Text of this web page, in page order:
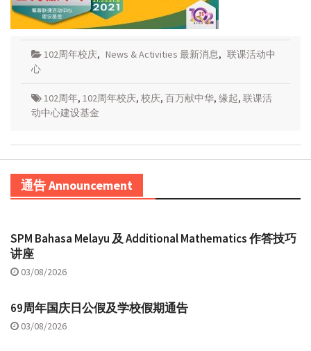
102周年校庆, News & Activities 最新消息, 联课活动中
心
102周年, 102周年校庆, 校庆, 百万献中华, 缘起, 联课活
动中心建设基金
通告 Announcement
SPM Bahasa Melayu 及 Additional Mathematics 作答技巧
讲座
03/08/2026
69周年国庆日公假及学校假期通告
03/08/2026